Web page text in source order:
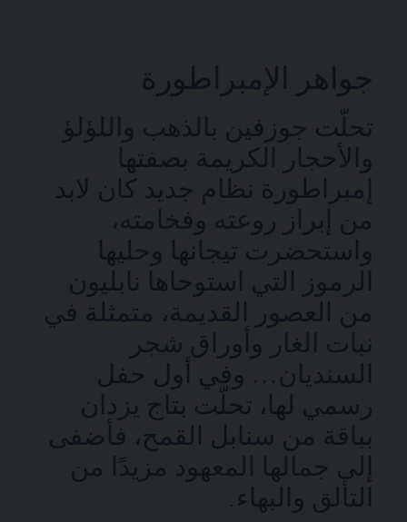
جواهر الإمبراطورة
تحلّت جوزفين بالذهب واللؤلؤ
والأحجار الكريمة بصفتها
إمبراطورة نظام جديد كان لابد
من إبراز روعته وفخامته،
واستحضرت تيجانها وحليها
الرموز التي استوحاها نابليون
من العصور القديمة، متمثلة في
نبات الغار وأوراق شجر
السنديان… وفي أول حفل
رسمي لها، تحلّت بتاج يزدان
بباقة من سنابل القمح، فأضفى
إلى جمالها المعهود مزيدًا من
التألق والبهاء.